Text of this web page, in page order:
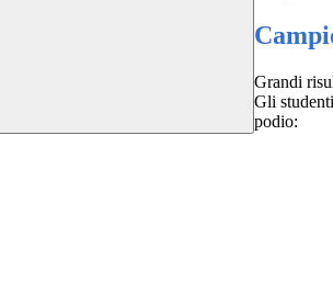
Grandi
Gli
podio: